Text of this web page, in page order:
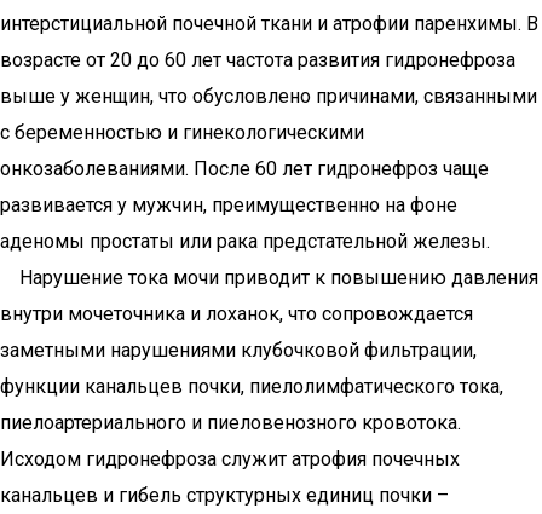
интерстициальной почечной ткани и атрофии паренхимы. В
возрасте от 20 до 60 лет частота развития гидронефроза
выше у женщин, что обусловлено причинами, связанными
с беременностью и гинекологическими
онкозаболеваниями. После 60 лет гидронефроз чаще
развивается у мужчин, преимущественно на фоне
аденомы простаты или рака предстательной железы.
Нарушение тока мочи приводит к повышению давления
внутри мочеточника и лоханок, что сопровождается
заметными нарушениями клубочковой фильтрации,
функции канальцев почки, пиелолимфатического тока,
пиелоартериального и пиеловенозного кровотока.
Исходом гидронефроза служит атрофия почечных
канальцев и гибель структурных единиц почки –